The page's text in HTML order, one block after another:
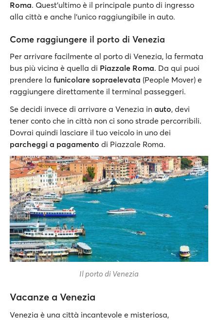
Roma. Quest'ultimo è il principale punto di ingresso
alla città e anche l’unico raggiungibile in auto.
Come raggiungere il porto di Venezia
Per arrivare facilmente al porto di Venezia, la fermata
bus più vicina è quella di Piazzale Roma. Da qui puoi
prendere la funicolare sopraelevata (People Mover) e
raggiungere direttamente il terminal passeggeri.
Se decidi invece di arrivare a Venezia in auto, devi
tener conto che in città non ci sono strade percorribili.
Dovrai quindi lasciare il tuo veicolo in uno dei
parcheggi a pagamento di Piazzale Roma.
Il porto di Venezia
Vacanze a Venezia
Venezia è una città incantevole e misteriosa,